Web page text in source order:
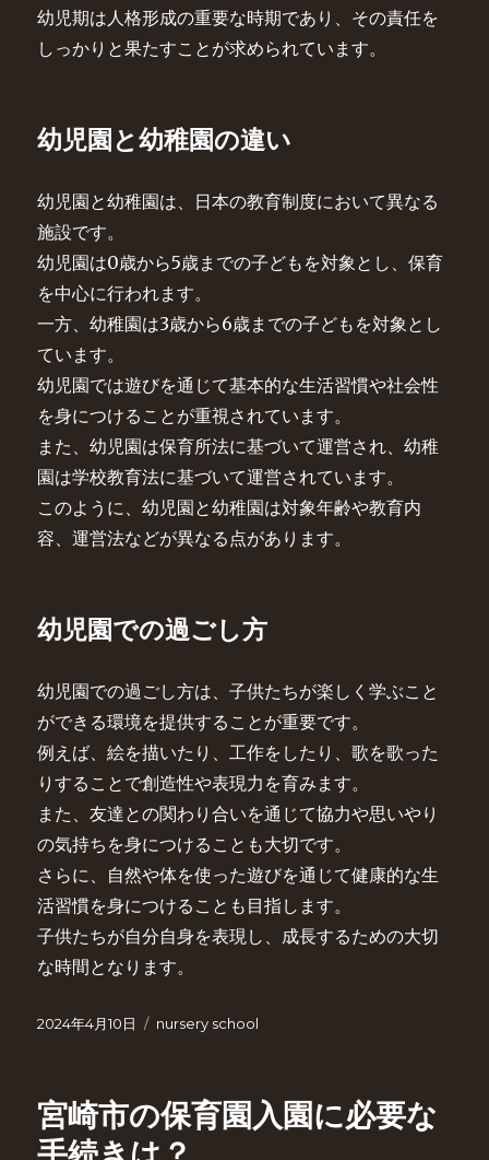
幼児期は人格形成の重要な時期であり、その責任を
しっかりと果たすことが求められています。
幼児園と幼稚園の違い
幼児園と幼稚園は、日本の教育制度において異なる
施設です。
幼児園は0歳から5歳までの子どもを対象とし、保育
を中心に行われます。
一方、幼稚園は3歳から6歳までの子どもを対象とし
ています。
幼児園では遊びを通じて基本的な生活習慣や社会性
を身につけることが重視されています。
また、幼児園は保育所法に基づいて運営され、幼稚
園は学校教育法に基づいて運営されています。
このように、幼児園と幼稚園は対象年齢や教育内
容、運営法などが異なる点があります。
幼児園での過ごし方
幼児園での過ごし方は、子供たちが楽しく学ぶこと
ができる環境を提供することが重要です。
例えば、絵を描いたり、工作をしたり、歌を歌った
りすることで創造性や表現力を育みます。
また、友達との関わり合いを通じて協力や思いやり
の気持ちを身につけることも大切です。
さらに、自然や体を使った遊びを通じて健康的な生
活習慣を身につけることも目指します。
子供たちが自分自身を表現し、成長するための大切
な時間となります。
投
2024年4月10日
カ
ー
nursery school
宮崎市の保育園入園に必要な